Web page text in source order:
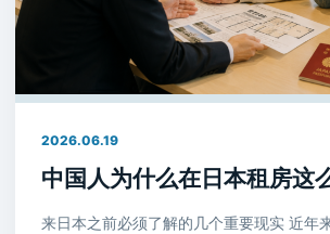
2026.06.19
中国人为什么在日本租房这
来日本之前必须了解的几个重要现实 近年